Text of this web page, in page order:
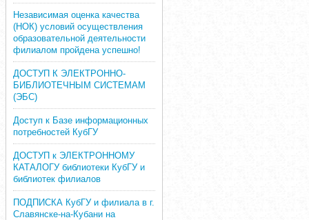
Независимая оценка качества
(НОК) условий осуществления
образовательной деятельности
филиалом пройдена успешно!
ДОСТУП К ЭЛЕКТРОННО-
БИБЛИОТЕЧНЫМ СИСТЕМАМ
(ЭБС)
Доступ к Базе информационных
потребностей КубГУ
ДОСТУП к ЭЛЕКТРОННОМУ
КАТАЛОГУ библиотеки КубГУ и
библиотек филиалов
ПОДПИСКА КубГУ и филиала в г.
Славянске-на-Кубани на